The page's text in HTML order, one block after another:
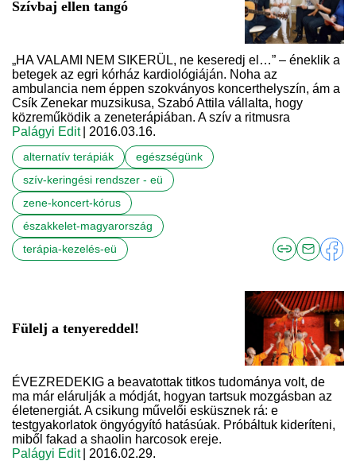
Szívbaj ellen tangó
„HA VALAMI NEM SIKERÜL, ne keseredj el…” – éneklik a
betegek az egri kórház kardiológiáján. Noha az
ambulancia nem éppen szokványos koncerthelyszín, ám a
Csík Zenekar muzsikusa, Szabó Attila vállalta, hogy
közreműködik a zeneterápiában. A szív a ritmusra
Palágyi Edit
| 2016.03.16.
alternatív terápiák
egészségünk
szív-keringési rendszer - eü
zene-koncert-kórus
északkelet-magyarország
terápia-kezelés-eü
Fülelj a tenyereddel!
ÉVEZREDEKIG a beavatottak titkos tudománya volt, de
ma már elárulják a módját, hogyan tartsuk mozgásban az
életenergiát. A csikung művelői esküsznek rá: e
testgyakorlatok öngyógyító hatásúak. Próbáltuk kideríteni,
miből fakad a shaolin harcosok ereje.
Palágyi Edit
| 2016.02.29.